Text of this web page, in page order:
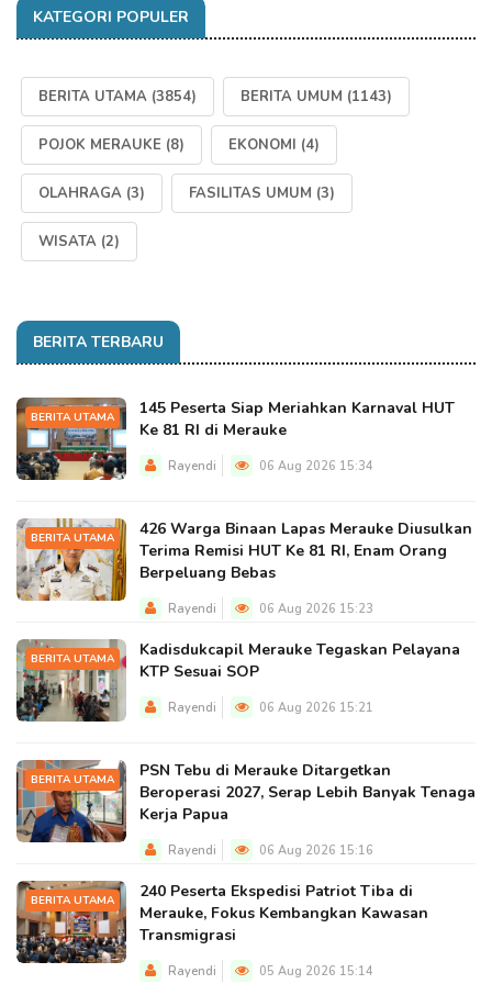
KATEGORI POPULER
BERITA UTAMA (3854) BERITA UMUM (1143)
POJOK MERAUKE (8) EKONOMI (4)
OLAHRAGA (3) FASILITAS UMUM (3)
WISATA (2)
BERITA TERBARU
BERITA UTAMA
145 Peserta Siap Meriahkan Karnaval HUT
Ke 81 RI di Merauke
Rayendi 06 Aug 2026 15:34
BERITA UTAMA
426 Warga Binaan Lapas Merauke Diusulkan
Terima Remisi HUT Ke 81 RI, Enam Orang
Berpeluang Bebas
Rayendi 06 Aug 2026 15:23
BERITA UTAMA
Kadisdukcapil Merauke Tegaskan Pelayana
KTP Sesuai SOP
Rayendi 06 Aug 2026 15:21
BERITA UTAMA
PSN Tebu di Merauke Ditargetkan
Beroperasi 2027, Serap Lebih Banyak Tenaga
Kerja Papua
Rayendi 06 Aug 2026 15:16
BERITA UTAMA
240 Peserta Ekspedisi Patriot Tiba di
Merauke, Fokus Kembangkan Kawasan
Transmigrasi
Rayendi 05 Aug 2026 15:14